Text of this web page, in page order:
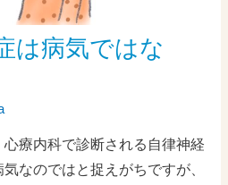
は病気ではな
療内科で診断される自律神経
なのではと捉えがちですが、